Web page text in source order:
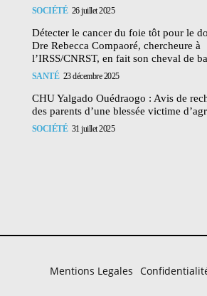
SOCIÉTÉ 26 juillet 2025
Détecter le cancer du foie tôt pour le
Dre Rebecca Compaoré, chercheure à
l’IRSS/CNRST, en fait son cheval de
SANTÉ 23 décembre 2025
CHU Yalgado Ouédraogo : Avis de
des parents d’une blessée victime
SOCIÉTÉ 31 juillet 2025
Mentions Legales